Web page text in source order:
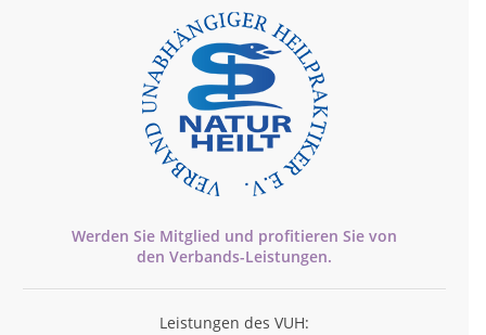
Werden Sie Mitglied und profitieren Sie von
den Verbands-Leistungen.
Leistungen des VUH: